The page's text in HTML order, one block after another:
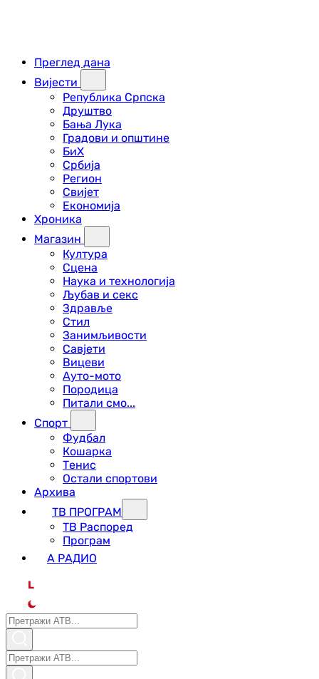
Преглед дана
Вијести
Република Српска
Друштво
Бања Лука
Градови и општине
БиХ
Србија
Регион
Свијет
Економија
Хроника
Магазин
Култура
Сцена
Наука и технологија
Љубав и секс
Здравље
Стил
Занимљивости
Савјети
Вицеви
Ауто-мото
Породица
Питали смо...
Спорт
Фудбал
Кошарка
Тенис
Остали спортови
Архива
ТВ ПРОГРАМ
ТВ Распоред
Програм
А РАДИО
L